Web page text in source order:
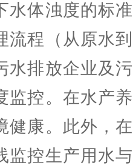
水体浊度的标
流程（从原水
水排放企业及
监控。在水产
健康。此外，
监控生产用水